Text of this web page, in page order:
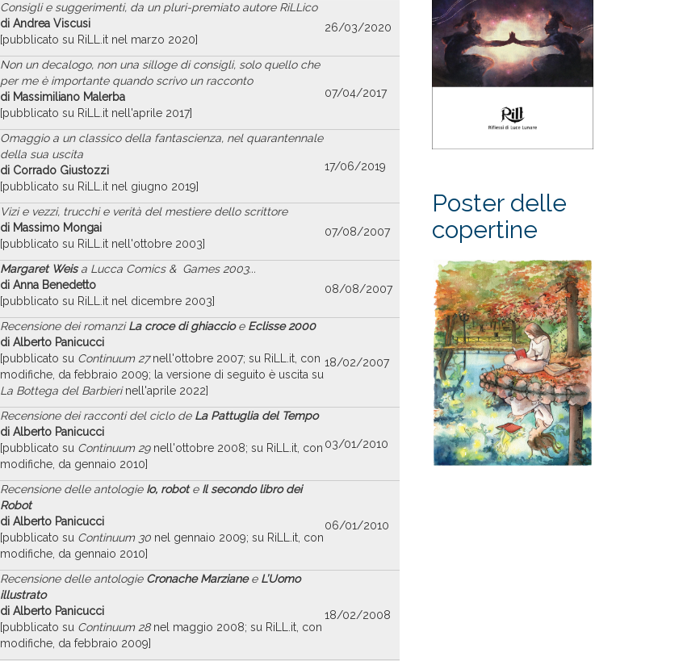
Consigli e suggerimenti, da un pluri-premiato autore RiLLico
di Andrea Viscusi
[pubblicato su RiLL.it nel marzo 2020]
26/03/2020
Non un decalogo, non una silloge di consigli, solo quello che
per me è importantequando scrivo un racconto
di Massimiliano Malerba
[pubblicato su RiLL.it nell'aprile 2017]
07/04/2017
Omaggio a un classico della fantascienza, nel quarantennale
della sua uscita
di Corrado Giustozzi
[pubblicato su RiLL.it nel giugno 2019]
17/06/2019
Vizi e vezzi, trucchi e verità del mestiere dello scrittore
di Massimo Mongai
[pubblicato su RiLL.it nell'ottobre 2003]
07/08/2007
Margaret Weisa Lucca Comics & Games 2003...
di Anna Benedetto
[pubblicato su RiLL.it nel dicembre 2003]
08/08/2007
Recensione dei romanziLa croce di ghiaccioe Eclisse 2000
di Alberto Panicucci
[pubblicato su Continuum 27nell'ottobre 2007; su RiLL.it, con
modifiche, da febbraio 2009; la versione di seguito è uscita su
La Bottega del Barbierinell'aprile 2022]
18/02/2007
Recensione dei racconti del ciclo de La Pattuglia del Tempo
di Alberto Panicucci
[pubblicato su Continuum 29nell'ottobre 2008; su RiLL.it, con
modifiche, da gennaio 2010]
03/01/2010
Recensione delle antologie Io, robote Il secondo libro dei
Robot
di Alberto Panicucci
[pubblicato su Continuum 30 nel gennaio 2009; su RiLL.it, con
modifiche, da gennaio 2010]
06/01/2010
Recensione delle antologie Cronache Marzianee L’Uomo
illustrato
di Alberto Panicucci
[pubblicato su Continuum 28nel maggio 2008; su RiLL.it, con
modifiche, da febbraio 2009]
18/02/2008
Poster delle
copertine